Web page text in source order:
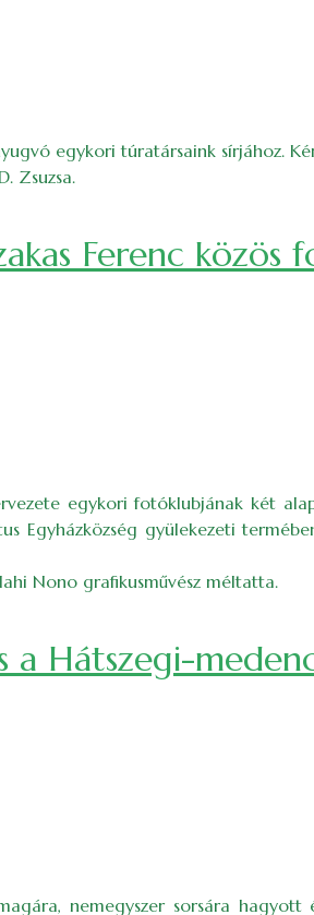
egykori túratársaink sírjához.
Zsuzsa.
Ferenc
egykori fotóklubjának két
Egyházközség gyülekezeti
Nono grafikusművész méltatta.
közös fotótárlata a Hidelve Galériában)
a Hátszegi-
nemegyszer sorsára